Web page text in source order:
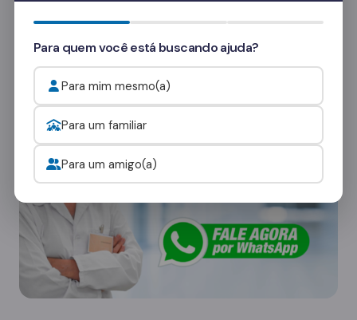
Quer saber mais? Fale com nossos
consultorese veja como funcionam as visitas.
Onde procurar ajuda para o alcoolismo?
Para quem você está buscando ajuda?
Para mim mesmo(a)
Para um familiar
Para um amigo(a)